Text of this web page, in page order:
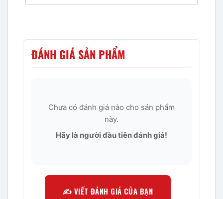
ĐÁNH GIÁ SẢN PHẨM
Chưa có đánh giá nào cho sản phẩm
này.
Hãy là người đầu tiên đánh giá!
✍️ VIẾT ĐÁNH GIÁ CỦA BẠN